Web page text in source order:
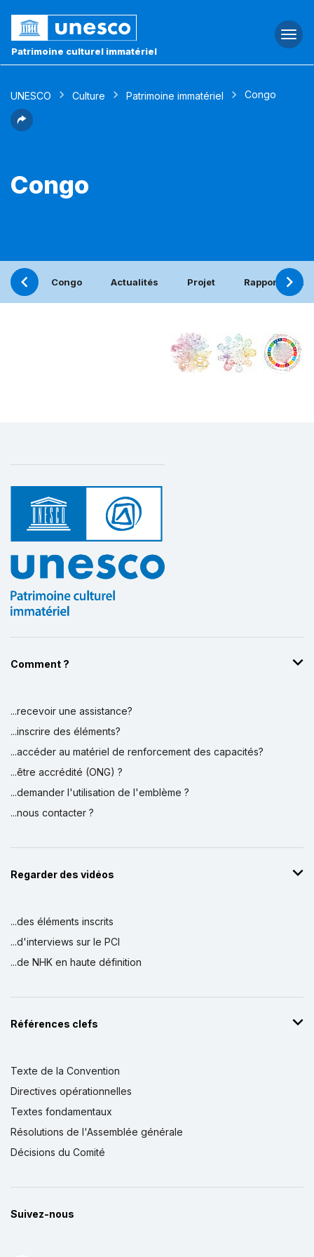
Patrimoine culturel immatériel
UNESCO Culture Patrimoine immatériel Congo
Congo
Congo Actualités Projet Rapport
Comment ?
...recevoir une assistance?
...inscrire des éléments?
...accéder au matériel de renforcement des capacités?
...être accrédité (ONG) ?
...demander l'utilisation de l'emblème ?
...nous contacter ?
Regarder des vidéos
...des éléments inscrits
...d'interviews sur le PCI
...de NHK en haute définition
Références clefs
Texte de la Convention
Directives opérationnelles
Textes fondamentaux
Résolutions de l'Assemblée générale
Décisions du Comité
Suivez-nous